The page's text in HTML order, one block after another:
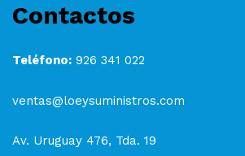
Contactos
Teléfono: 926 341 022
ventas@loeysuministros.com
Av. Uruguay 476, Tda. 19